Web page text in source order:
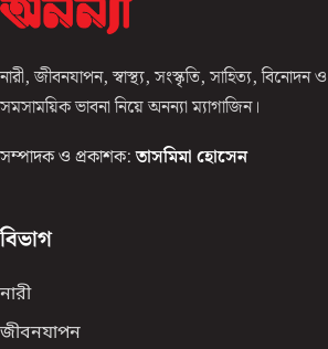
নারী, জীবনযাপন, স্বাস্থ্য, সংস্কৃতি, সাহিত্য, বিনোদন ও
সমসাময়িক ভাবনা নিয়ে অনন্যা ম্যাগাজিন।
সম্পাদক ও প্রকাশক: তাসমিমা হোসেন
বিভাগ
নারী
জীবনযাপন